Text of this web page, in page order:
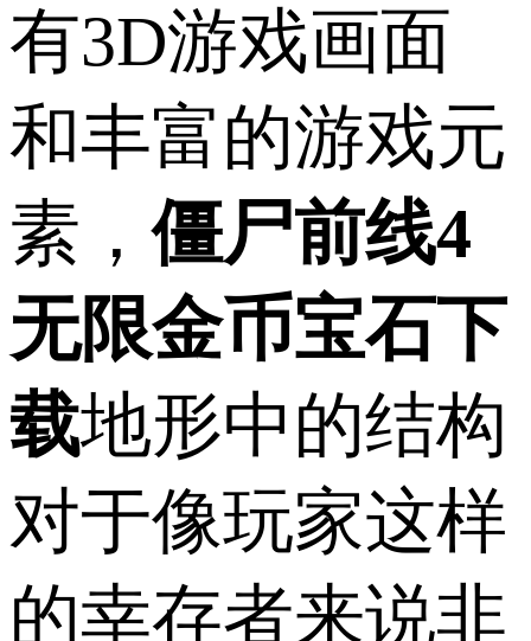
有3D游戏画面
和丰富的游戏元
素，僵尸前线4
无限金币宝石下
载地形中的结构
对于像玩家这样
的幸存者来说非